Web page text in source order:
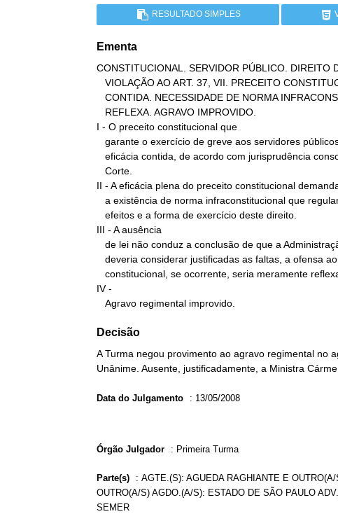
RESULTADO SIMPLES
Ementa
CONSTITUCIONAL. SERVIDOR PÚBLICO. DIREITO
I - O preceito constitucional que
II - A eficácia plena do preceito constitucional
III - A ausência
IV -
   Agravo regimental improvido.
Decisão
A Turma negou provimento ao agravo regimental no
Unânime. Ausente, justificadamente, a Ministra
Data do Julgamento : 13/05/2008
Órgão Julgador : Primeira Turma
Parte(s) : AGTE.(S): AGUEDA RAGHIANTE E
OUTRO(A/S) AGDO.(A/S): ESTADO DE SÃO PAULO
SEMER